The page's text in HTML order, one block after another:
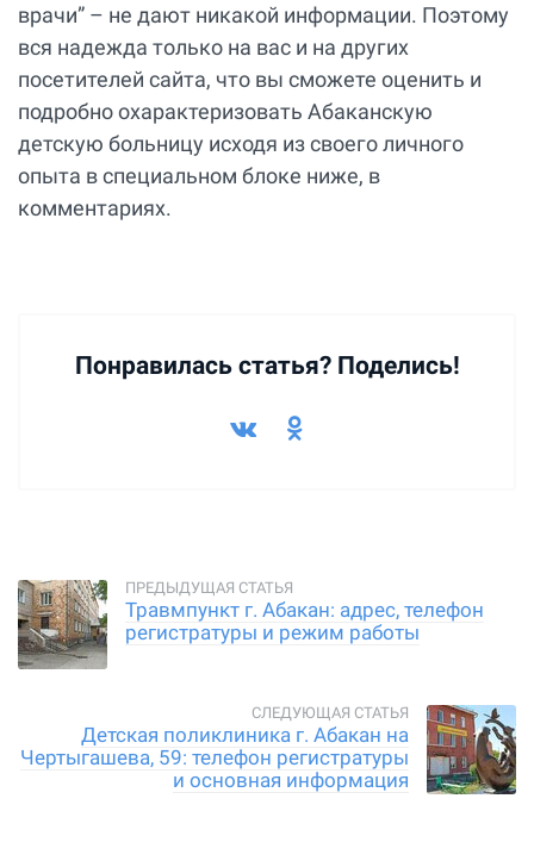
врачи” – не дают никакой информации. Поэтому
вся надежда только на вас и на других
посетителей сайта, что вы сможете оценить и
подробно охарактеризовать Абаканскую
детскую больницу исходя из своего личного
опыта в специальном блоке ниже, в
комментариях.
Понравилась статья? Поделись!
Травмпункт г. Абакан: адрес, телефон
регистратуры и режим работы
Детская поликлиника г. Абакан на
Чертыгашева, 59: телефон регистратуры
и основная информация